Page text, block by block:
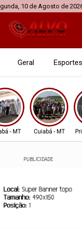
10 de Agosto de
Geral Esportes
- MT Cuiabá - MT
PUBLICIDADE